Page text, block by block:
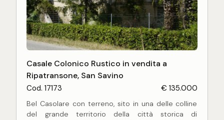
Casale Colonico Rustico in vendita a
Ripatransone, San Savino
Cod. 17173 € 135.000
Bel Casolare con terreno, sito in una delle colline
del grande territorio della città storica di